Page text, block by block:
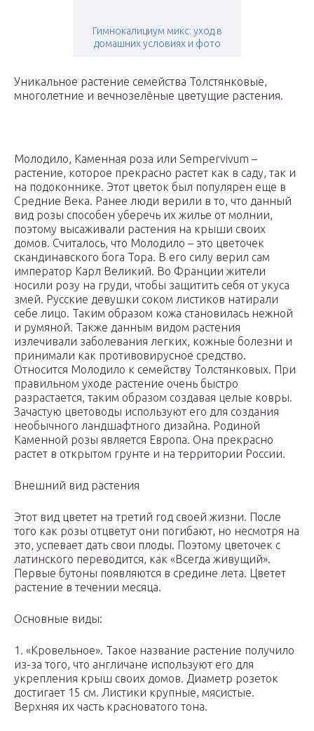
Гимнокалициум микс: уход в
домашних условиях и фото
Уникальное растение семейства Толстянковые,
многолетние и вечнозелёные цветущие растения.
Молодило, Каменная роза или Sempervivum –
растение, которое прекрасно растет как в саду, так и
на подоконнике. Этот цветок был популярен еще в
Средние Века. Ранее люди верили в то, что данный
вид розы способен уберечь их жилье от молнии,
поэтому высаживали растения на крыши своих
домов. Считалось, что Молодило – это цветочек
скандинавского бога Тора. В его силу верил сам
император Карл Великий. Во Франции жители
носили розу на груди, чтобы защитить себя от укуса
змей. Русские девушки соком листиков натирали
себе лицо. Таким образом кожа становилась нежной
и румяной. Также данным видом растения
излечивали заболевания легких, кожные болезни и
принимали как противовирусное средство.
Относится Молодило к семейству Толстянковых. При
правильном уходе растение очень быстро
разрастается, таким образом создавая целые ковры.
Зачастую цветоводы используют его для создания
необычного ландшафтного дизайна. Родиной
Каменной розы является Европа. Она прекрасно
растет в открытом грунте и на территории России.
Внешний вид растения
Этот вид цветет на третий год своей жизни. После
того как розы отцветут они погибают, но несмотря на
это, успевает дать свои плоды. Поэтому цветочек с
латинского переводится, как «Всегда живущий».
Первые бутоны появляются в средине лета. Цветет
растение в течении месяца.
Основные виды:
1. «Кровельное». Такое название растение получило
из-за того, что англичане используют его для
укрепления крыш своих домов. Диаметр розеток
достигает 15 см. Листики крупные, мясистые.
Верхняя их часть красноватого тона.